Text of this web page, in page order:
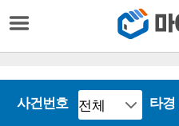
사건번호 타경